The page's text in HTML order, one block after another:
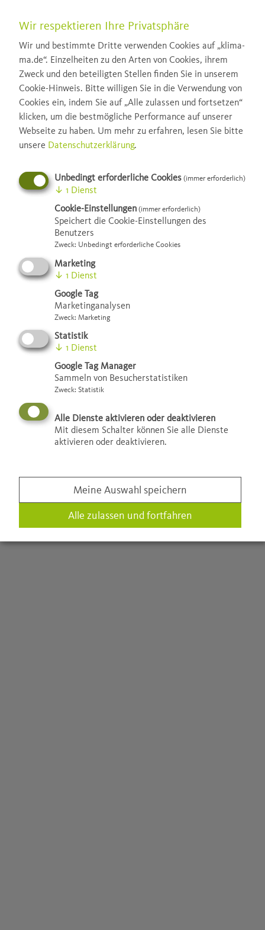
Wir respektieren Ihre Privatsphäre
Wir und bestimmte Dritte verwenden Cookies auf „klima-
ma.de“. Einzelheiten zu den Arten von Cookies, ihrem
Zweck und den beteiligten Stellen finden Sie in unserem
Cookie-Hinweis. Bitte willigen Sie in die Verwendung von
Cookies ein, indem Sie auf „Alle zulassen und fortsetzen“
klicken, um die bestmögliche Performance auf unserer
Webseite zu haben. Um mehr zu erfahren, lesen Sie bitte
unsere Datenschutzerklärung.
Unbedingt erforderliche Cookies(immer erforderlich)
↓ 1 Dienst
Cookie-Einstellungen(immer erforderlich)
Speichert die Cookie-Einstellungen des
Benutzers
Zweck: Unbedingt erforderliche Cookies
Marketing
↓ 1 Dienst
Google Tag
Marketinganalysen
Zweck: Marketing
Statistik
↓ 1 Dienst
Google Tag Manager
Sammeln von Besucherstatistiken
Zweck: Statistik
Alle Dienste aktivieren oder deaktivieren
Mit diesem Schalter können Sie alle Dienste
aktivieren oder deaktivieren.
Meine Auswahl speichern
Alle zulassen und fortfahren